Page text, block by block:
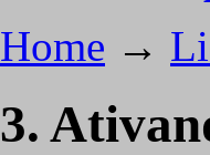
Home →
3.